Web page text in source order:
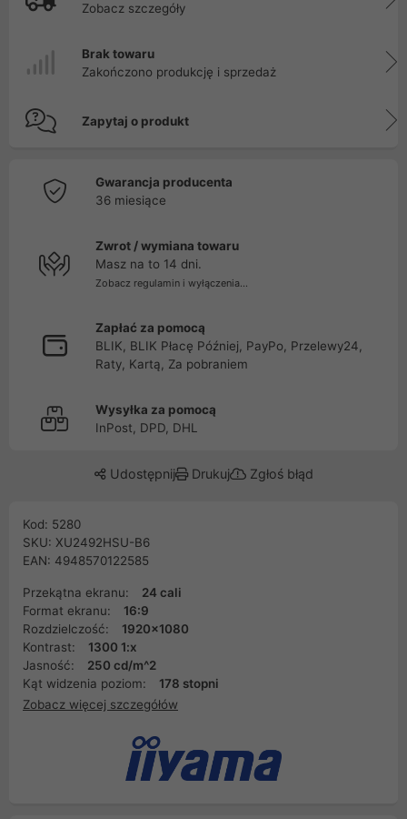
Zobacz szczegóły
Brak towaru
Zakończono produkcję i sprzedaż
Zapytaj o produkt
Gwarancja producenta
36 miesiące
Zwrot / wymiana towaru
Masz na to 14 dni.
Zobacz regulamin i wyłączenia...
Zapłać za pomocą
BLIK, BLIK Płacę Później, PayPo, Przelewy24,
Raty, Kartą, Za pobraniem
Wysyłka za pomocą
InPost, DPD, DHL
Udostępnij Drukuj Zgłoś błąd
Kod: 5280
SKU: XU2492HSU-B6
EAN: 4948570122585
Przekątna ekranu:
24 cali
Format ekranu:
16:9
Rozdzielczość:
1920x1080
Kontrast:
1300 1:x
Jasność:
250 cd/m^2
Kąt widzenia poziom:
178 stopni
Zobacz więcej szczegółów